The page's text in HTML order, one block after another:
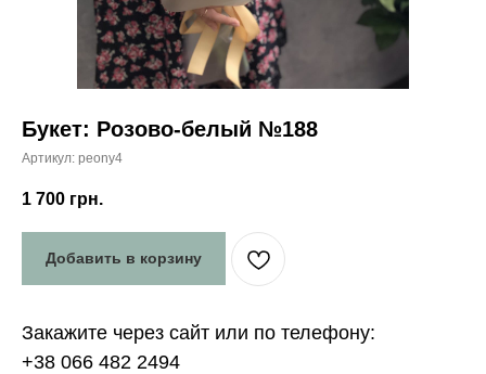
Букет: Розово-белый №188
Артикул: peony4
1 700 грн.
Добавить в корзину
Закажите через сайт или по телефону:
+38 066 482 2494